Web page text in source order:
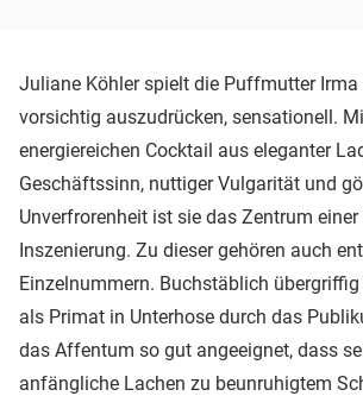
Juliane Köhler spielt die Puffmutter Irma
vorsichtig auszudrücken, sensationell.
energiereichen Cocktail aus eleganter
Geschäftssinn, nuttiger Vulgarität und
Unverfrorenheit ist sie das Zentrum
Inszenierung. Zu dieser gehören auch
Einzelnummern. Buchstäblich
als Primat in Unterhose durch das
das Affentum so gut angeeignet, dass
anfängliche Lachen zu beunruhigtem